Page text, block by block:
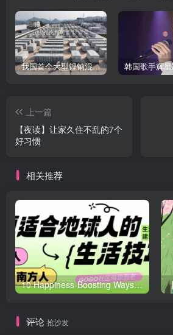
我国首个大型锂钠混合储能站投产，开启储能新时代
上一篇
【夜读】让家久住不乱的7个
好习惯
相关推荐
10 Happiness-Boosting Ways to Ease Stress
评论 抢沙发